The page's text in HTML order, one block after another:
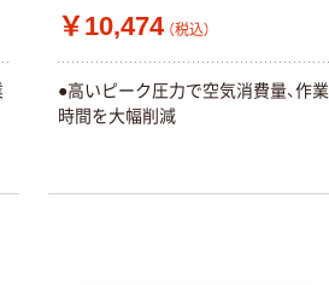
￥10,474 （税込）
●高いピーク圧力で空気消費量、作業
時間を大幅削減